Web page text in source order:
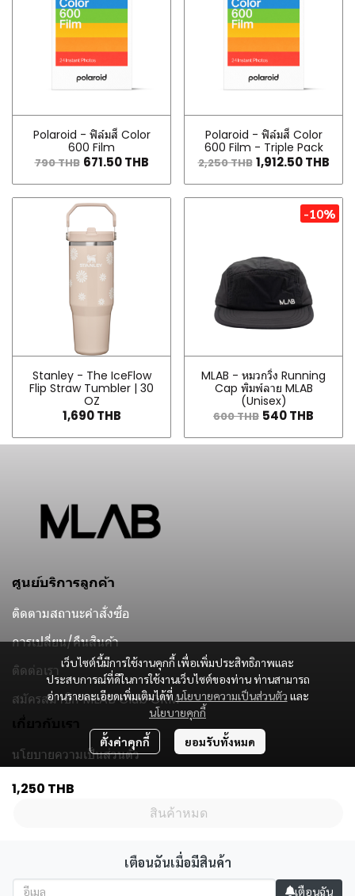
Polaroid - ฟิล์มสี Color
600 Film
790 THB 671.50 THB
Polaroid - ฟิล์มสี Color
600 Film - Triple Pack
2,250 THB 1,912.50 THB
Stanley - The IceFlow
Flip Straw Tumbler | 30
OZ
1,690 THB
-10%
MLAB - หมวกวิ่ง Running
Cap พิมพ์ลาย MLAB
(Unisex)
600 THB 540 THB
1,250 THB
สินค้าหมด
เตือนฉันเมื่อมีสินค้า
เตือนฉัน
เว็บไซต์นี้มีการใช้งานคุกกี้ เพื่อเพิ่มประสิทธิภาพและ
ประสบการณ์ที่ดีในการใช้งานเว็บไซต์ของท่าน ท่านสามารถ
อ่านรายละเอียดเพิ่มเติมได้ที่นโยบายความเป็นส่วนตัว และ
นโยบายคุกกี้
ตั้งค่าคุกกี้ ยอมรับทั้งหมด
ศูนย์บริการลูกค้า
ติดตามสถานะคำสั่งซื้อ
การเปลี่ยน/คืนสินค้า
ติดต่อเรา
สมัครสมาชิก MLAB Club CRM
นโยบายความเป็นส่วนตัว